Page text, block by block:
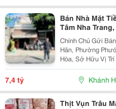
Bán Nhà Mặt
Tâm Nha
Tỷ
Chính Chủ Gửi
Hãn, Phường
Hòa, Sở Hữu Vị
Cửa Hàng, Văn
7,4 tỷ Khánh
Thịt Vụn Trâu